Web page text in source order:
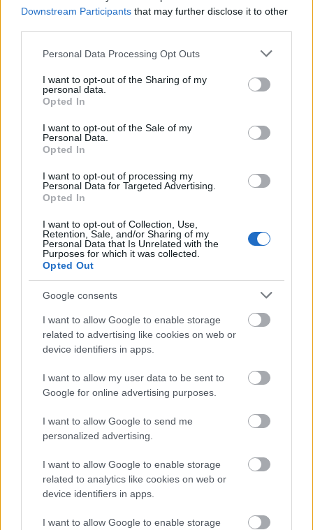
Downstream Participants that may further disclose it to other
Please note that this website/app uses one or more Google
not limited to your visit or usage behaviour. You may click to
grant or deny consent to Google and its third-party tags to
use your data for below specified purposes in below Google
consent section.
Personal Data Processing Opt Outs
I want to opt-out of the Sharing of my
personal data.
Opted In
I want to opt-out of the Sale of my
Personal Data.
Opted In
I want to opt-out of processing my
Personal Data for Targeted Advertising.
Opted In
I want to opt-out of Collection, Use,
Retention, Sale, and/or Sharing of my
Personal Data that Is Unrelated with the
Purposes for which it was collected.
Opted Out
Google consents
I want to allow Google to enable storage
related to advertising like cookies on web or
device identifiers in apps.
I want to allow my user data to be sent to
Google for online advertising purposes.
I want to allow Google to send me
personalized advertising.
I want to allow Google to enable storage
related to analytics like cookies on web or
device identifiers in apps.
I want to allow Google to enable storage
születésnapján alakult. Bár az idők folyamán
itt is rengeteg tagcsere történt, a csapat
azóta koncertezik Zappa dalainak fel- és
átdolgozásaival. Tíz év működés után a
repertoárjukba a legendás magyar prog-
dzsessz-rock együttes, a Syrius
vendégekkel adnak elő: fellép Pataki László
(orgona), a Syrius egykori tagja, Török Ádám,
East, Dirty Blues Band) énekes és Fekete Jenő
(Moody Shoes, Palermo Boogie Gang)
A Zappa-Syrius Emlékzenekar tagjai: Vasicsek
János (ének), Vastag Gábor (gitár, ének),
Vincze Pál (billentyűsök), Vojnits Attila
(szájharmonika, furulya), Szkladányi András
Abbas Murád (harsona), Csizmadia Gábor
(trombita), Bensó Pál (dob).
Forrás:MTI